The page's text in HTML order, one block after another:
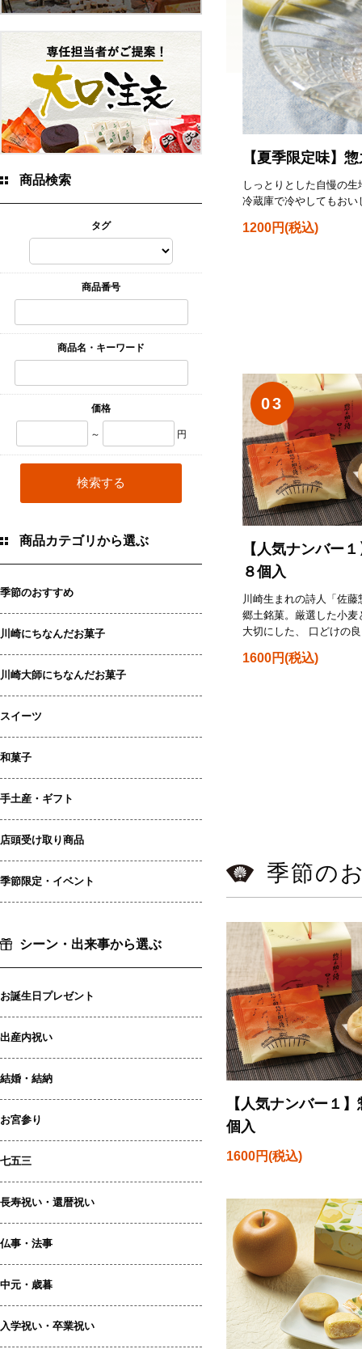
【夏季限定味】
しっとりとした自慢の
冷蔵庫で冷やしてもお
1200円(税込)
03
【人気ナンバー
８個入
川崎生まれの詩人「佐
郷土銘菓。厳選した小
大切にした、 口どけの
1600円(税込)
季節の
【人気ナンバー１
個入
1600円(税込)
商品検索
タグ
商品番号
商品名・キーワード
価格
～ 円
商品カテゴリから選ぶ
季節のおすすめ
川崎にちなんだお菓子
川崎大師にちなんだお菓子
スイーツ
和菓子
手土産・ギフト
店頭受け取り商品
季節限定・イベント
シーン・出来事から選ぶ
お誕生日プレゼント
出産内祝い
結婚・結納
お宮参り
七五三
長寿祝い・還暦祝い
仏事・法事
中元・歳暮
入学祝い・卒業祝い